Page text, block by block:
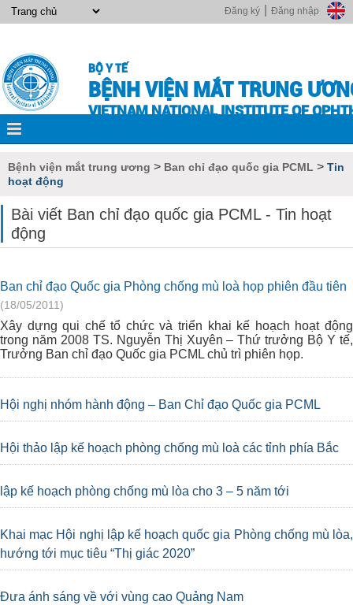
Đăng nhập
Đăng ký
BỘ Y TẾ
BỆNH VIỆN MẮT TRUNG
VIETNAM NATIONAL INSTITUTE OF
Bệnh viện mắt trung ương > Ban chỉ đạo quốc gia PCML > Tin
hoạt động
Bài viết Ban chỉ đạo quốc gia PCML - Tin hoạt
động
Ban chỉ đạo Quốc gia Phòng chống mù loà họp phiên đầu tiên
(18/05/2011)
Xây dựng qui chế tổ chức và triển khai kế hoạch hoạt động
trong năm 2008 TS. Nguyễn Thị Xuyên – Thứ trưởng Bộ Y tế,
Trưởng Ban chỉ đạo Quốc gia PCML chủ trì phiên họp.
Hội nghị nhóm hành động – Ban Chỉ đạo Quốc gia PCML
Hội thảo lập kế hoạch phòng chống mù loà các tỉnh phía Bắc
lập kế hoạch phòng chống mù lòa cho 3 – 5 năm tới
Khai mạc Hội nghị lập kế hoạch quốc gia Phòng chống mù lòa,
hướng tới mục tiêu “Thị giác 2020”
Đưa ánh sáng về với vùng cao Quảng Nam